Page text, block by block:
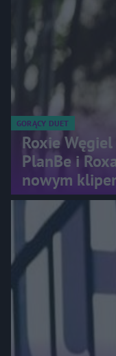
GORĄCY DUET
Roxie
PlanBe i
nowym